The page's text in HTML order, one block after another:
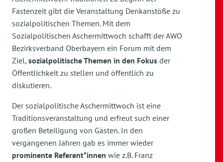
Fastenzeit gibt die Veranstaltung Denkanstöße zu
sozialpolitischen Themen. Mit dem
Sozialpolitischen Aschermittwoch schafft der AWO
Bezirksverband Oberbayern ein Forum mit dem
Ziel, sozialpolitische Themen in den Fokus der
Öffentlichkeit zu stellen und öffentlich zu
diskutieren.
Der sozialpolitische Aschermittwoch ist eine
Traditionsveranstaltung und erfreut such einer
großen Beteiligung von Gästen. In den
vergangenen Jahren gab es immer wieder
prominente Referent*innen wie z.B. Franz